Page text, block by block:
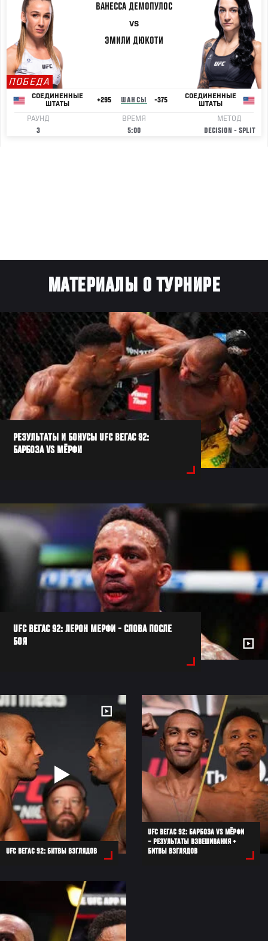
ПОБЕДА
ВАНЕССА ДЕМОПУЛОС
VS
ЭМИЛИ ДЮКОТИ
СОЕДИНЕННЫЕ
ШТАТЫ
+295 ШАНСЫ -375
СОЕДИНЕННЫЕ
ШТАТЫ
РАУНД
3
ВРЕМЯ
5:00
МЕТОД
DECISION - SPLIT
МАТЕРИАЛЫ О ТУРНИРЕ
РЕЗУЛЬТАТЫ И БОНУСЫ UFC ВЕГАС 92:
БАРБОЗА VS МЁРФИ
UFC ВЕГАС 92: ЛЕРОН МЕРФИ - СЛОВА ПОСЛЕ
БОЯ
UFC ВЕГАС 92: БИТВЫ ВЗГЛЯДОВ
UFC ВЕГАС 92: БАРБОЗА VS МЁРФИ
– РЕЗУЛЬТАТЫ ВЗВЕШИВАНИЯ +
БИТВЫ ВЗГЛЯДОВ